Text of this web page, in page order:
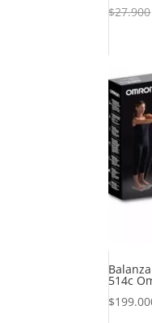
$27.900
514c
$